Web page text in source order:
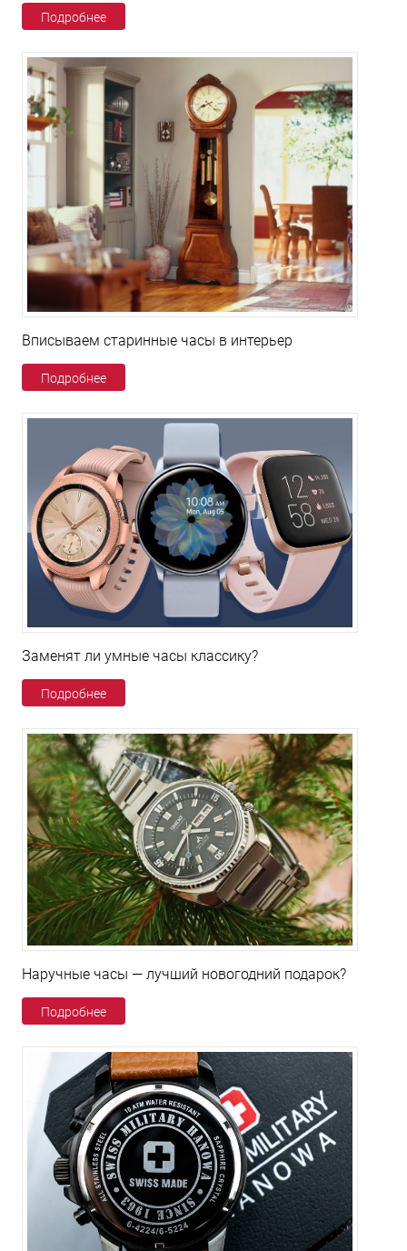
Подробнее
Вписываем старинные часы в интерьер
Подробнее
Заменят ли умные часы классику?
Подробнее
Наручные часы — лучший новогодний подарок?
Подробнее